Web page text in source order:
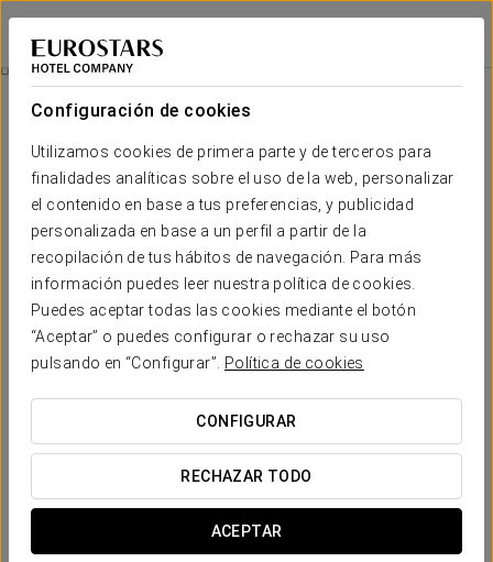
Configuración de cookies
Utilizamos cookies de primera parte y de terceros para
finalidades analíticas sobre el uso de la web, personalizar
el contenido en base a tus preferencias, y publicidad
personalizada en base a un perfil a partir de la
recopilación de tus hábitos de navegación. Para más
información puedes leer nuestra política de cookies.
Puedes aceptar todas las cookies mediante el botón
“Aceptar” o puedes configurar o rechazar su uso
pulsando en “Configurar”.
Política de cookies
CONFIGURAR
RECHAZAR TODO
ACEPTAR
Eurostars Gran Hotel La Toja
PONTEVEDRA - O GROVE
Experiencia Romántica
39 €
Experiencia romántica
Sorprende a tu pareja con un detalle inolvidable y convierte
vuestra estancia en un recuerdo único en el Eurostars Gran
Disfrutad de un ambiente pensado para celebrar el amor con
una experiencia que incluye: